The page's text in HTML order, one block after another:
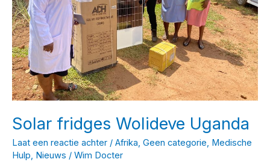
Solar fridges Wolideve Uganda
Laat een reactie achter / Afrika, Geen categorie, Medische
Hulp, Nieuws / Wim Docter